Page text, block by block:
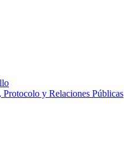
y Relaciones Públicas